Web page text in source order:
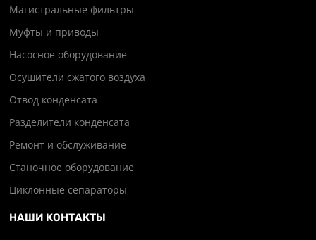
Магистральные фильтры
Муфты и приводы
Насосное оборудование
Осушители сжатого воздуха
Отвод конденсата
Разделители конденсата
Ремонт и обслуживание
Станочное оборудование
Циклонные сепараторы
НАШИ КОНТАКТЫ